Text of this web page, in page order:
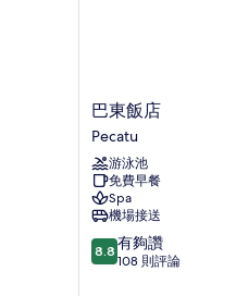
巴
東
飯
店
Pecatu
巴東飯店
Pecatu
游泳池
免費早餐
Spa
機場接送
8.8
分，
8.8 有夠讚
108 則評論